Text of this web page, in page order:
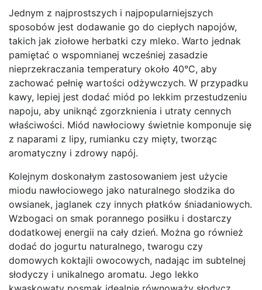
Jednym z najprostszych i najpopularniejszych
sposobów jest dodawanie go do ciepłych napojów,
takich jak ziołowe herbatki czy mleko. Warto jednak
pamiętać o wspomnianej wcześniej zasadzie
nieprzekraczania temperatury około 40°C, aby
zachować pełnię wartości odżywczych. W przypadku
kawy, lepiej jest dodać miód po lekkim przestudzeniu
napoju, aby uniknąć zgorzknienia i utraty cennych
właściwości. Miód nawłociowy świetnie komponuje się
z naparami z lipy, rumianku czy mięty, tworząc
aromatyczny i zdrowy napój.
Kolejnym doskonałym zastosowaniem jest użycie
miodu nawłociowego jako naturalnego słodzika do
owsianek, jaglanek czy innych płatków śniadaniowych.
Wzbogaci on smak porannego posiłku i dostarczy
dodatkowej energii na cały dzień. Można go również
dodać do jogurtu naturalnego, twarogu czy
domowych koktajli owocowych, nadając im subtelnej
słodyczy i unikalnego aromatu. Jego lekko